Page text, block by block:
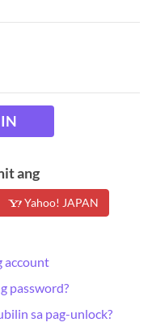
ang
Yahoo! JAPAN
account
password?
sa pag-unlock?